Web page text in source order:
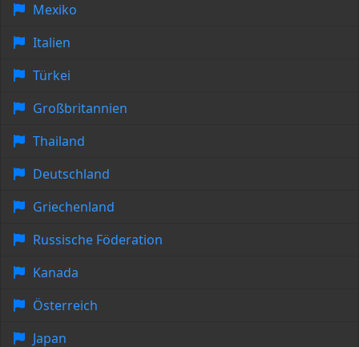
Mexiko
Italien
Türkei
Großbritannien
Thailand
Deutschland
Griechenland
Russische Föderation
Kanada
Österreich
Japan